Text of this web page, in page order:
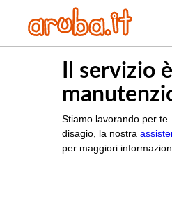
Il servizio
Stiamo lavorando per
disagio, la nostra
per maggiori